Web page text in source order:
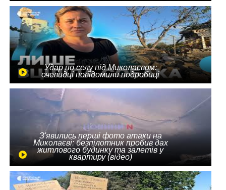
Удар по селу під Миколаєвом:
очевидці повідомили подробиці
З'явились перші фото атаки на
Миколаєві: безпілотник пробив дах
житлового будинку та залетів у
квартиру (відео)